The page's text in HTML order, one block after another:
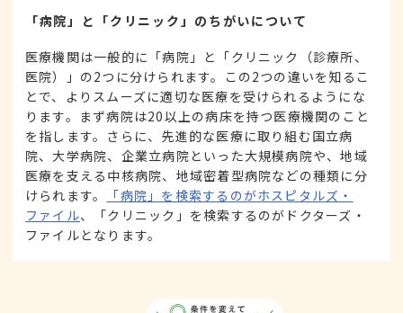
「病院」と「クリニック」のちがいについて
医療機関は一般的に「病院」と「クリニック（診療所、
医院）」の2つに分けられます。この2つの違いを知るこ
とで、よりスムーズに適切な医療を受けられるようにな
ります。まず病院は20以上の病床を持つ医療機関のこと
を指します。さらに、先進的な医療に取り組む国立病
院、大学病院、企業立病院といった大規模病院や、地域
医療を支える中核病院、地域密着型病院などの種類に分
けられます。
「病院」を検索するのがホスピタルズ・
ファイル、「クリニック」を検索するのがドクターズ・
ファイルとなります。